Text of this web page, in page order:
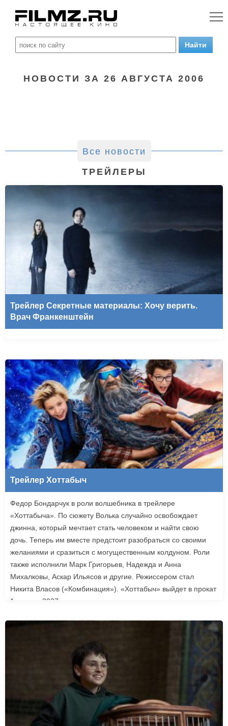
НОВОСТИ ЗА 26 АВГУСТА 2006
Все новости
ТРЕЙЛЕРЫ
Трейлер Секретные материалы: Хочу верить.
Врач Франкенштейн
Трейлер Хоттабыч
Федор Бондарчук в роли волшебника в трейлере
«Хоттабыча». По сюжету Волька случайно освобождает
джинна, который мечтает стать человеком и найти свою
дочь. Теперь им вместе предстоит разобраться со своими
желаниями и сразиться с могущественным колдуном. Роли
также исполнили Марк Григорьев, Надежда и Анна
Михалковы, Аскар Ильясов и другие. Режиссером стал
Никита Власов («Комбинация»). «Хоттабыч» выйдет в прокат
1 января 2027 года.